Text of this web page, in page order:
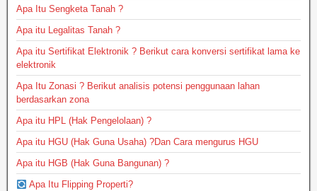
Apa Itu Sengketa Tanah ?
Apa itu Legalitas Tanah ?
Apa itu Sertifikat Elektronik ? Berikut cara konversi sertifikat lama ke
elektronik
Apa Itu Zonasi ? Berikut analisis potensi penggunaan lahan
berdasarkan zona
Apa itu HPL (Hak Pengelolaan) ?
Apa itu HGU (Hak Guna Usaha) ?Dan Cara mengurus HGU
Apa itu HGB (Hak Guna Bangunan) ?
Apa Itu Flipping Properti?